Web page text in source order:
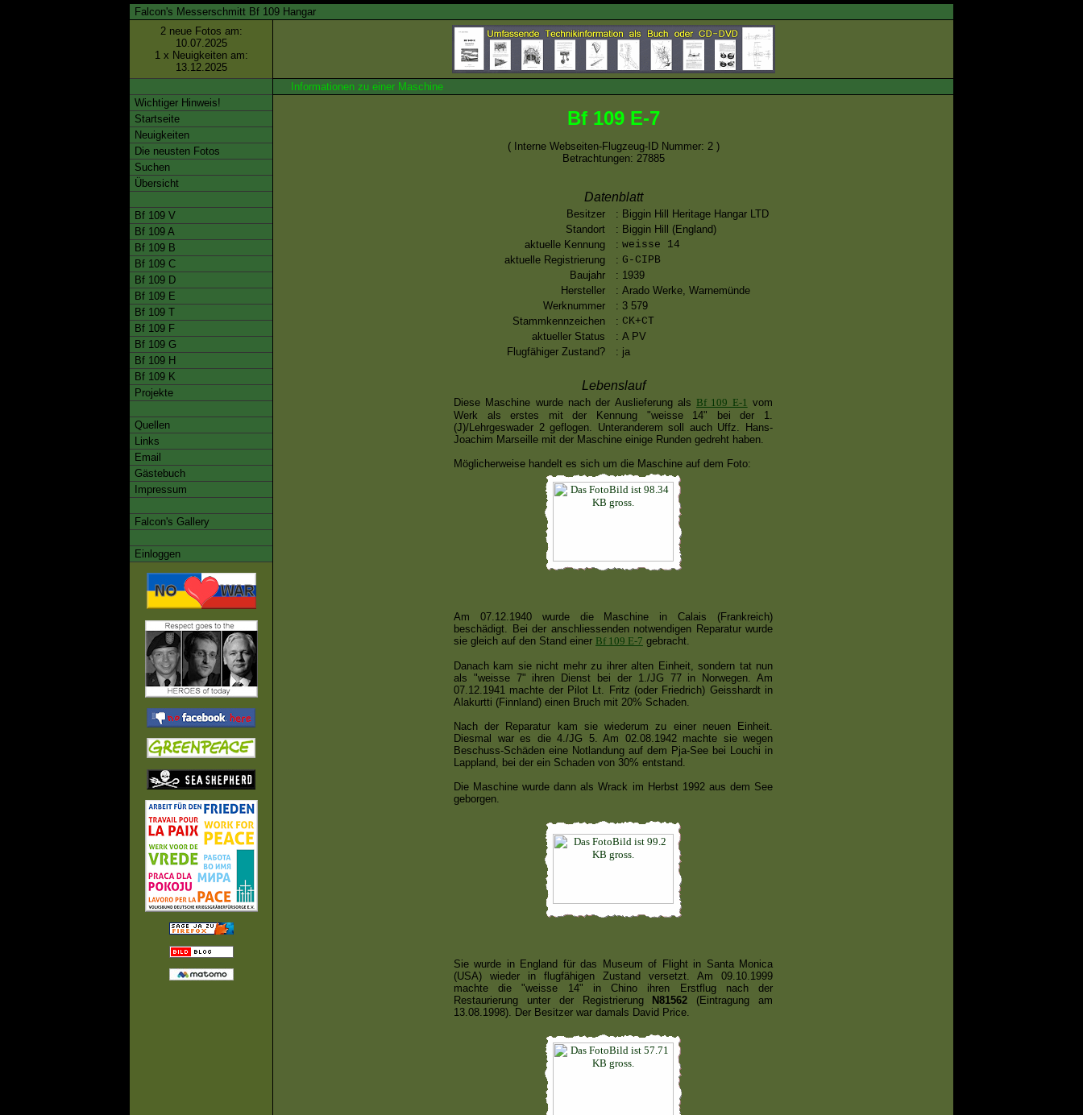
Falcon's Messerschmitt Bf 109 Hangar
2 neue Fotos am:
10.07.2025
1 x Neuigkeiten am:
13.12.2025
Wichtiger Hinweis!
Startseite
Neuigkeiten
Die neusten Fotos
Suchen
Übersicht
Bf 109 V
Bf 109 A
Bf 109 B
Bf 109 C
Bf 109 D
Bf 109 E
Bf 109 T
Bf 109 F
Bf 109 G
Bf 109 H
Bf 109 K
Projekte
Quellen
Links
Email
Gästebuch
Impressum
Falcon's Gallery
Einloggen
Informationen zu einer Maschine
Bf 109 E-7
( Interne Webseiten-Flugzeug-ID Nummer: 2 )
Betrachtungen: 27885
Datenblatt
Besitzer : Biggin Hill Heritage Hangar LTD
Standort
: Biggin Hill (England)
aktuelle Kennung
: weisse 14
aktuelle Registrierung
: G-CIPB
Baujahr
: 1939
Hersteller
: Arado Werke, Warnemünde
Werknummer
: 3 579
Stammkennzeichen
: CK+CT
aktueller Status
: A PV
Flugfähiger Zustand?
: ja
Lebenslauf
Diese Maschine wurde nach der Auslieferung als Bf 109 E-1 vom
Werk als erstes mit der Kennung "weisse 14" bei der 1.
(J)/Lehrgeswader 2 geflogen. Unteranderem soll auch Uffz. Hans-
Joachim Marseille mit der Maschine einige Runden gedreht haben.
Möglicherweise handelt es sich um die Maschine auf dem Foto:
Am 07.12.1940 wurde die Maschine in Calais (Frankreich)
beschädigt. Bei der anschliessenden notwendigen Reparatur wurde
sie gleich auf den Stand einer Bf 109 E-7 gebracht.
Danach kam sie nicht mehr zu ihrer alten Einheit, sondern tat nun
als "weisse 7" ihren Dienst bei der 1./JG 77 in Norwegen. Am
07.12.1941 machte der Pilot Lt. Fritz (oder Friedrich) Geisshardt in
Alakurtti (Finnland) einen Bruch mit 20% Schaden.
Nach der Reparatur kam sie wiederum zu einer neuen Einheit.
Diesmal war es die 4./JG 5. Am 02.08.1942 machte sie wegen
Beschuss-Schäden eine Notlandung auf dem Pja-See bei Louchi in
Lappland, bei der ein Schaden von 30% entstand.
Die Maschine wurde dann als Wrack im Herbst 1992 aus dem See
geborgen.
Sie wurde in England für das Museum of Flight in Santa Monica
(USA) wieder in flugfähigen Zustand versetzt. Am 09.10.1999
machte die "weisse 14" in Chino ihren Erstflug nach der
Restaurierung unter der Registrierung N81562 (Eintragung am
13.08.1998). Der Besitzer war damals David Price.